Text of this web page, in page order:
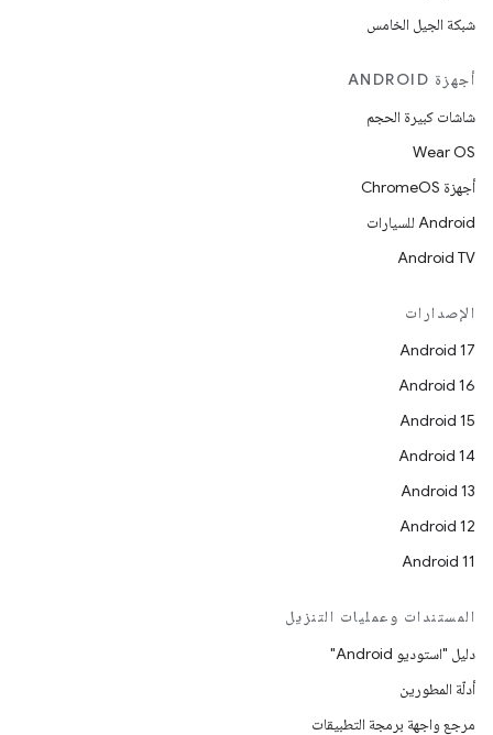
شبكة الجيل الخامس
أجهزة ANDROID
شاشات كبيرة الحجم
Wear OS
أجهزة ChromeOS
Android للسيارات
Android TV
الإصدارات
Android 17
Android 16
Android 15
Android 14
Android 13
Android 12
Android 11
المستندات وعمليات التنزيل
دليل "استوديو Android"
أدلّة المطورين
مرجع واجهة برمجة التطبيقات